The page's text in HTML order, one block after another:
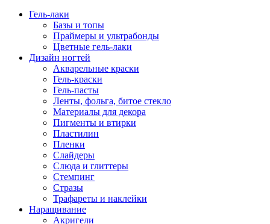
Гель-лаки
Базы и топы
Праймеры и ультрабонды
Цветные гель-лаки
Дизайн ногтей
Акварельные краски
Гель-краски
Гель-пасты
Ленты, фольга, битое стекло
Материалы для декора
Пигменты и втирки
Пластилин
Пленки
Слайдеры
Слюда и глиттеры
Стемпинг
Стразы
Трафареты и наклейки
Наращивание
Акригели